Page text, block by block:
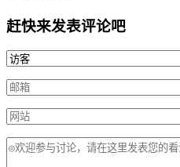
赶快来发表评论吧